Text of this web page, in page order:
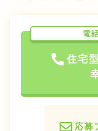
電
住宅
応募